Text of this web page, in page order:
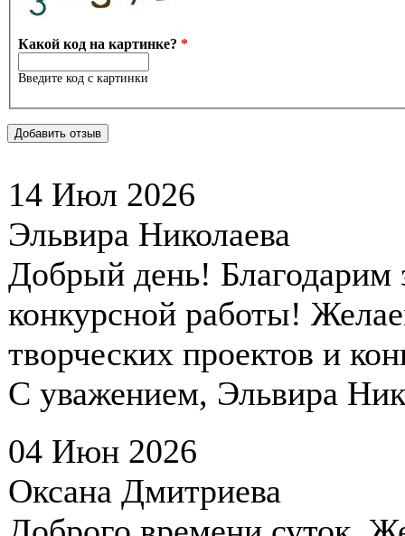
Какой код на картинке? *
Введите код с картинки
14 Июл 2026
Эльвира Николаева
Добрый день! Благодарим
конкурсной работы!
творческих проектов и
С уважением, Эльвира
04 Июн 2026
Оксана Дмитриева